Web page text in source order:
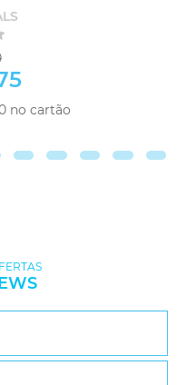
no cartão